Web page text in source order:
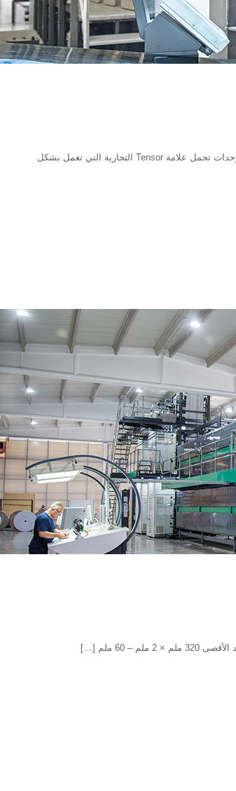
توجد في مطبعتنا عدد 3 من مكائن ويب اوفسيت ذو ثمانية وحدات تحمل علامة Tensor التجارية التي تعمل بشكل